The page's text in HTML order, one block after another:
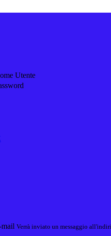
Utente
Verrà inviato un messaggio